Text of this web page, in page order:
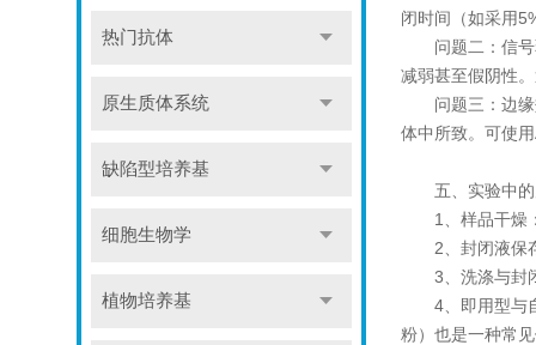
热门抗体
原生质体系统
缺陷型培养基
细胞生物学
植物培养基
闭时间（如采用
问题二：信号弱
减弱甚至假阴性
问题三：边缘效
体中所致。可使
五、实验中的
1、样品干燥：
2、封闭液保存
3、洗涤与封闭
4、即用型与自
粉）也是一种常